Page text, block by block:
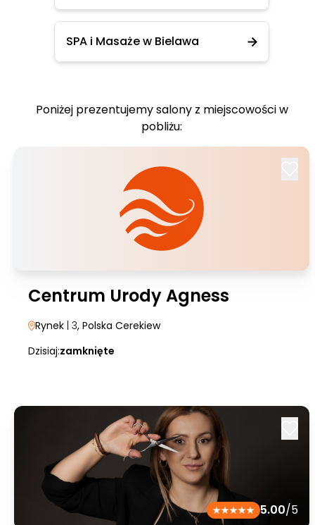
SPA i Masaże w Bielawa
Poniżej prezentujemy salony z miejscowości w
pobliżu:
Centrum Urody Agness
Rynek | 3, Polska Cerekiew
Dzisiaj:zamknięte
5.00/5